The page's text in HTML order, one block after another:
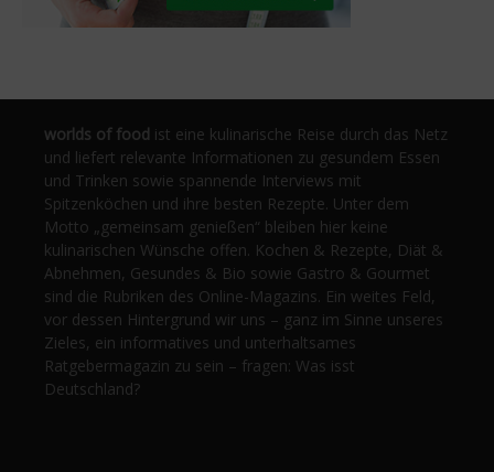
worlds of food ist eine kulinarische Reise durch das Netz
und liefert relevante Informationen zu gesundem Essen
und Trinken sowie spannende Interviews mit
Spitzenköchen und ihre besten Rezepte. Unter dem
Motto „gemeinsam genießen“ bleiben hier keine
kulinarischen Wünsche offen. Kochen & Rezepte, Diät &
Abnehmen, Gesundes & Bio sowie Gastro & Gourmet
sind die Rubriken des Online-Magazins. Ein weites Feld,
vor dessen Hintergrund wir uns – ganz im Sinne unseres
Zieles, ein informatives und unterhaltsames
Ratgebermagazin zu sein – fragen: Was isst
Deutschland?